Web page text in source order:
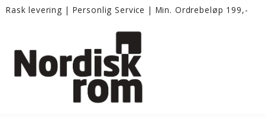
Rask levering | Personlig Service | Min. Ordrebeløp 199,-